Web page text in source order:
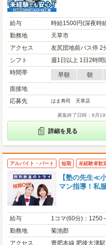
給与
時給1500円(深夜時
勤務地
天草市
アクセス
友尻団地前バス停 2
シフト
週1日以上 1日2時間
時間帯
早朝 朝
面接地
応募先
はま寿司 天草店
募集終了日時：8月19
詳細を見る
アルバイト・パート 短期 未経験者歓
【塾の先生≪
マン指導！私
給与
1コマ(60分)：1250
勤務地
菊池郡
アクセス
豊肥本線 肥後大津駅